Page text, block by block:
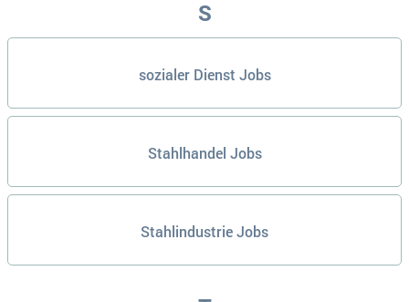
S
sozialer Dienst Jobs
Stahlhandel Jobs
Stahlindustrie Jobs